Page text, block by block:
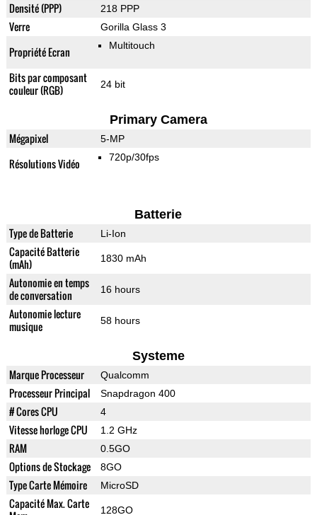
Densité (PPP) 218 PPP
Verre Gorilla Glass 3
Propriété Ecran Multitouch
Bits par composant
couleur (RGB)
24 bit
Primary Camera
Mégapixel 5-MP
Résolutions Vidéo 720p/30fps
Batterie
Type de Batterie Li-Ion
Capacité Batterie
(mAh)
1830 mAh
Autonomie en temps
de conversation
16 hours
Autonomie lecture
musique
58 hours
Systeme
Marque Processeur Qualcomm
Processeur Principal Snapdragon 400
# Cores CPU 4
Vitesse horloge CPU 1.2 GHz
RAM 0.5GO
Options de Stockage 8GO
Type Carte Mémoire MicroSD
Capacité Max. Carte
128GO